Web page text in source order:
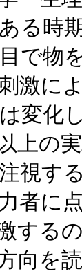
る時
で物
激に
変化
上の
視す
者に
する
向を